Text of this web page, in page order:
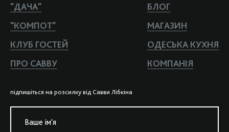
"ДАЧА"
"КОМПОТ"
КЛУБ ГОСТЕЙ
ПРО САВВУ
БЛОГ
МАГАЗИН
ОДЕСЬКА КУХНЯ
КОМПАНIЯ
пiдпишiться на розсилку вiд Савви Лiбкiна
Ваше iм'я